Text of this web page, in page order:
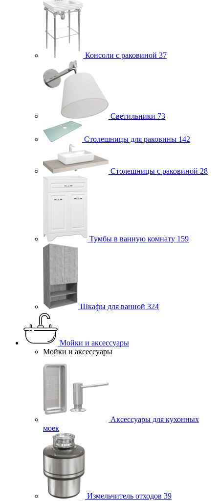
Консоли с раковиной 37
Светильники 73
Столешницы для раковины 142
Столешницы с раковиной 28
Тумбы в ванную комнату 159
Шкафы для ванной 324
Мойки и аксессуары
Мойки и аксессуары
Аксессуары для кухонных
моек
Измельчитель отходов 39